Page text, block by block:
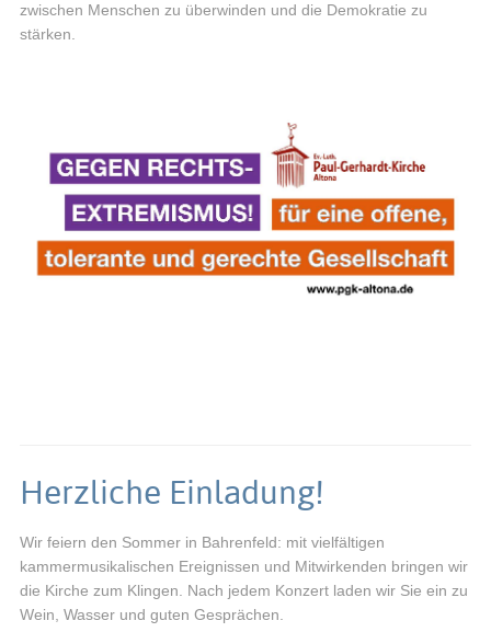
zwischen Menschen zu überwinden und die Demokratie zu
stärken.
Herzliche Einladung!
Wir feiern den Sommer in Bahrenfeld: mit vielfältigen
kammermusikalischen Ereignissen und Mitwirkenden bringen wir
die Kirche zum Klingen. Nach jedem Konzert laden wir Sie ein zu
Wein, Wasser und guten Gesprächen.